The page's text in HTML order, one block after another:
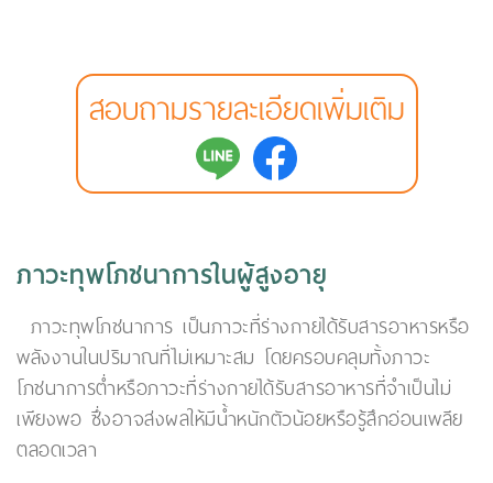
สอบถามรายละเอียดเพิ่มเติม
ภาวะทุพโภชนาการในผู้สูงอายุ
ภาวะทุพโภชนาการ เป็นภาวะที่ร่างกายได้รับสารอาหารหรือ
พลังงานในปริมาณที่ไม่เหมาะสม โดยครอบคลุมทั้งภาวะ
โภชนาการต่ำหรือภาวะที่ร่างกายได้รับสารอาหารที่จำเป็นไม่
เพียงพอ ซึ่งอาจส่งผลให้มีน้ำหนักตัวน้อยหรือรู้สึกอ่อนเพลีย
ตลอดเวลา